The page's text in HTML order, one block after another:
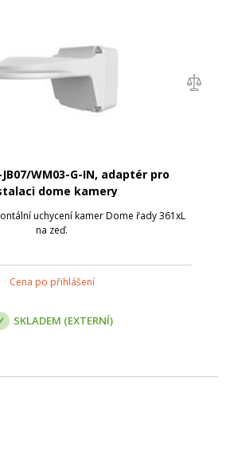
WM03-G-IN, adaptér pro
dome kamery
uchycení kamer Dome řady 361xL
na zeď.
Cena po přihlášení
SKLADEM (EXTERNÍ)